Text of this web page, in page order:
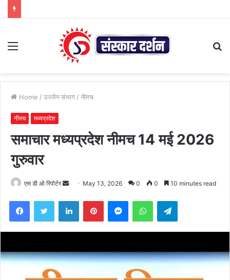
Menu
Home / उज्जैन संभाग / नीमच
नीमच मध्यप्रदेश
समाचार मध्यप्रदेश नीमच 14 मई 2026
गुरुवार
एस डी ओ रिपोर्टर
Send May 13, 2026 0 0 10 minutes read
FacebookTwitter LinkedInPinterestMessengerWhatsAppTelegram